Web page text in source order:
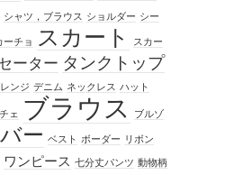
シャツ，ブラウス ショルダー シー
ーチョ スカート スカー
ーター タンクトップ
ンジ デニム ネックレス ハット
ェ ブラウス ブルゾ
ー ベスト ボーダー リボン
ワンピース 七分丈パンツ 動物柄